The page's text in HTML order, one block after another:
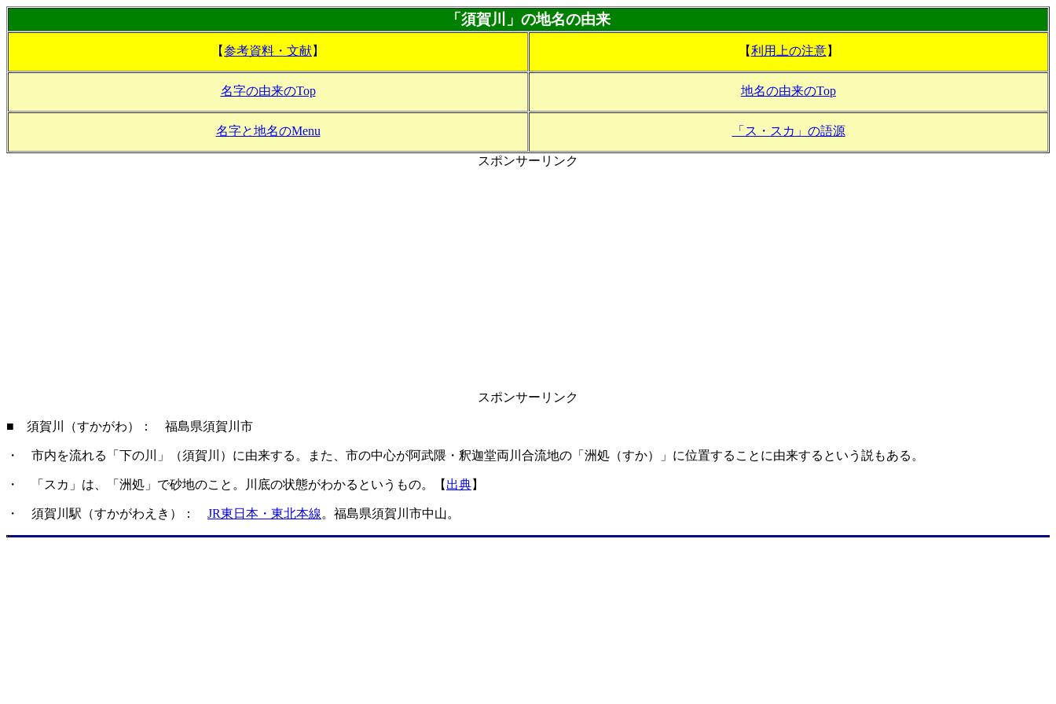
「須賀川」の地名の由来
【参考資料・文献】 【利用上の注意】
名字の由来のTop 地名の由来のTop
名字と地名のMenu 「ス・スカ」の語源
スポンサーリンク
スポンサーリンク
■ 須賀川（すかがわ）： 福島県須賀川市
・ 市内を流れる「下の川」（須賀川）に由来する。また、市の中心が阿武隈・釈迦堂両川合流地の「洲処（すか）」に位置することに由来するという説もある。
・ 「スカ」は、「洲処」で砂地のこと。川底の状態がわかるというもの。【 出典】
・ 須賀川駅（すかがわえき）： JR東日本・東北本線。福島県須賀川市中山。